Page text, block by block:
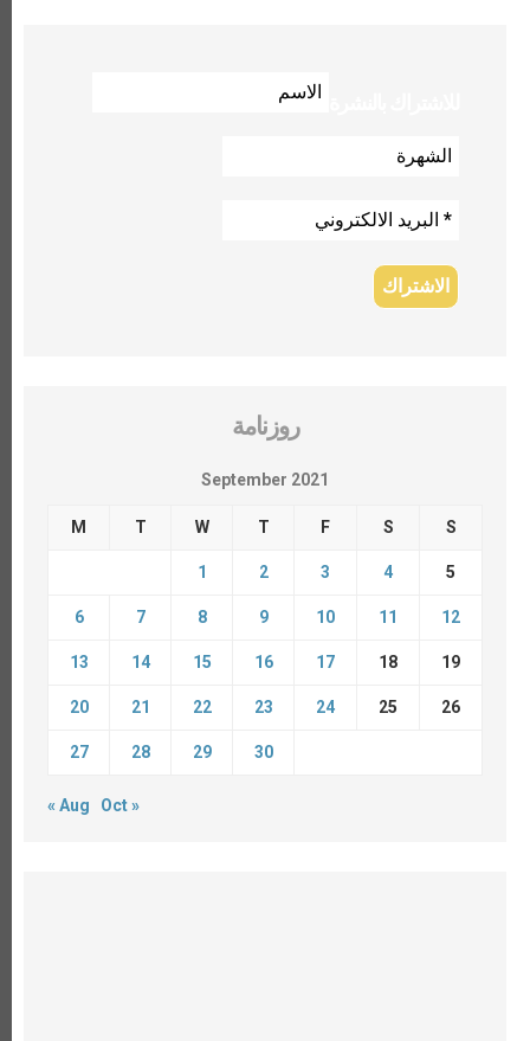
روزنامة
September 2021
M T W T F S S
1 2 3 4 5
6 7 8 9 10 11 12
13 14 15 16 17 18 19
20 21 22 23 24 25 26
27 28 29 30
« Aug Oct »